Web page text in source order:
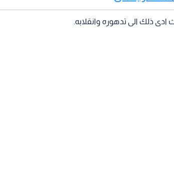
ادى ذلك الى تدهوره وانقلابه.